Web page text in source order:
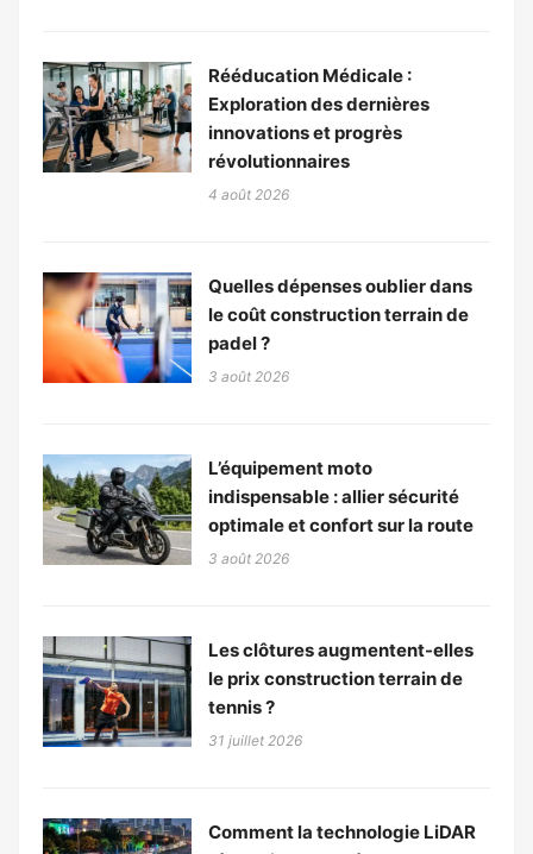
Rééducation Médicale :
Exploration des dernières
innovations et progrès
révolutionnaires
4 août 2026
Quelles dépenses oublier dans
le coût construction terrain de
padel ?
3 août 2026
L’équipement moto
indispensable : allier sécurité
optimale et confort sur la route
3 août 2026
Les clôtures augmentent-elles
le prix construction terrain de
tennis ?
31 juillet 2026
Comment la technologie LiDAR